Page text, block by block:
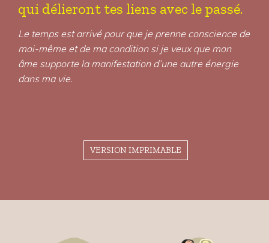
qui délieront tes liens avec le passé.
Le temps est arrivé pour que je prenne conscience de
moi-même et de ma condition si je veux que mon
âme supporte la manifestation d’une autre énergie
dans ma vie.
VERSION IMPRIMABLE